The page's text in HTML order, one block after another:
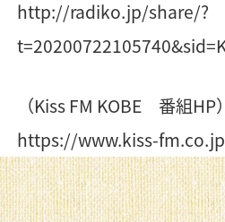
http://radiko.jp/share/?
（Kiss FM KOBE 番組HP）
https://www.kiss-